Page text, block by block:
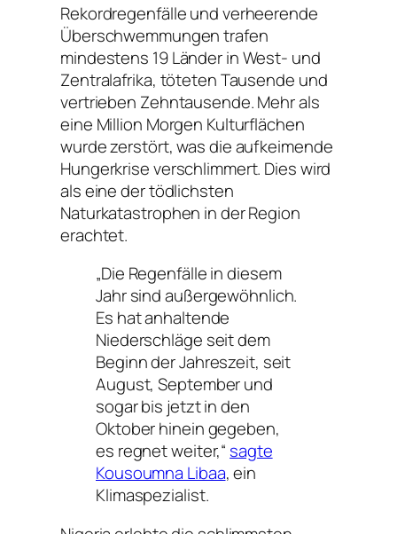
Rekordregenfälle und verheerende
Überschwemmungen trafen
mindestens 19 Länder in West- und
Zentralafrika, töteten Tausende und
vertrieben Zehntausende. Mehr als
eine Million Morgen Kulturflächen
wurde zerstört, was die aufkeimende
Hungerkrise verschlimmert. Dies wird
als eine der tödlichsten
Naturkatastrophen in der Region
erachtet.
„Die Regenfälle in diesem
Jahr sind außergewöhnlich.
Es hat anhaltende
Niederschläge seit dem
Beginn der Jahreszeit, seit
August, September und
sogar bis jetzt in den
Oktober hinein gegeben,
es regnet weiter,“ sagte
Kousoumna Libaa, ein
Klimaspezialist.